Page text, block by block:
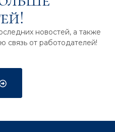
новостей, а также
связь от работодателей!